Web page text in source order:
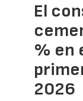
El
% en
2026